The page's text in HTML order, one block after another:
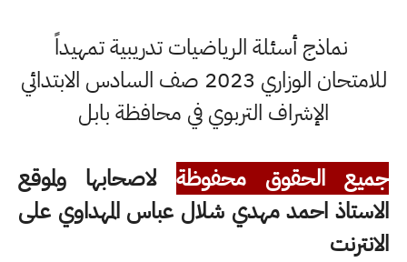
نماذج أسئلة الرياضيات تدريبية تمهيداً
للامتحان الوزاري 2023 صف السادس الابتدائي
الإشراف التربوي في محافظة بابل
جميع الحقوق محفوظة لاصحابها ولموقع
الاستاذ احمد مهدي شلال عباس المهداوي على
الانترنت